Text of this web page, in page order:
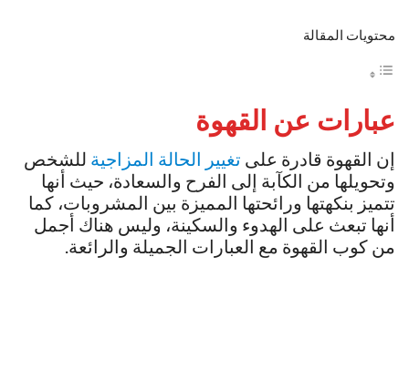
محتويات المقالة
عبارات عن القهوة
إن القهوة قادرة على تغيير الحالة المزاجية للشخص
وتحويلها من الكآبة إلى الفرح والسعادة، حيث أنها
تتميز بنكهتها ورائحتها المميزة بين المشروبات، كما
أنها تبعث على الهدوء والسكينة، وليس هناك أجمل
من كوب القهوة مع العبارات الجميلة والرائعة.